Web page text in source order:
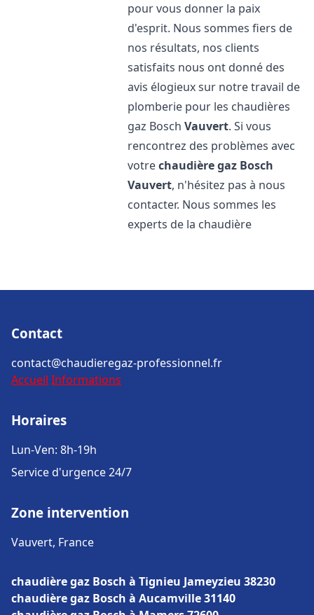
pour vous donner la paix
d'esprit. Nous sommes fiers de
nos résultats, nos clients
satisfaits nous ont donné des
avis élogieux sur notre travail de
plomberie pour les chaudières
gaz BoschVauvert. Si vous
rencontrez des problèmes avec
votrechaudière gaz Bosch
Vauvert, n'hésitez pas à nous
contacter. Nous sommes les
experts de la chaudière
Contact
contact@chaudieregaz-professionnel.fr
Accueil Informations
Horaires
Lun-Ven: 8h-19h
Service d'urgence 24/7
Zone intervention
Vauvert, France
chaudière gaz Bosch à Tignieu Jameyzieu 38230
chaudière gaz Bosch à Aucamville 31140